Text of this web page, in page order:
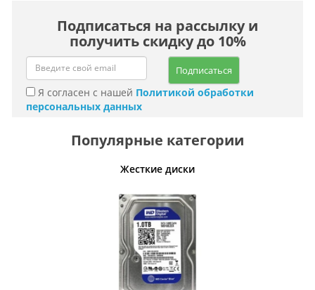
Подписаться на рассылку и
получить скидку до 10%
Подписаться
Я согласен с нашей Политикой обработки
персональных данных
Популярные категории
Жесткие диски